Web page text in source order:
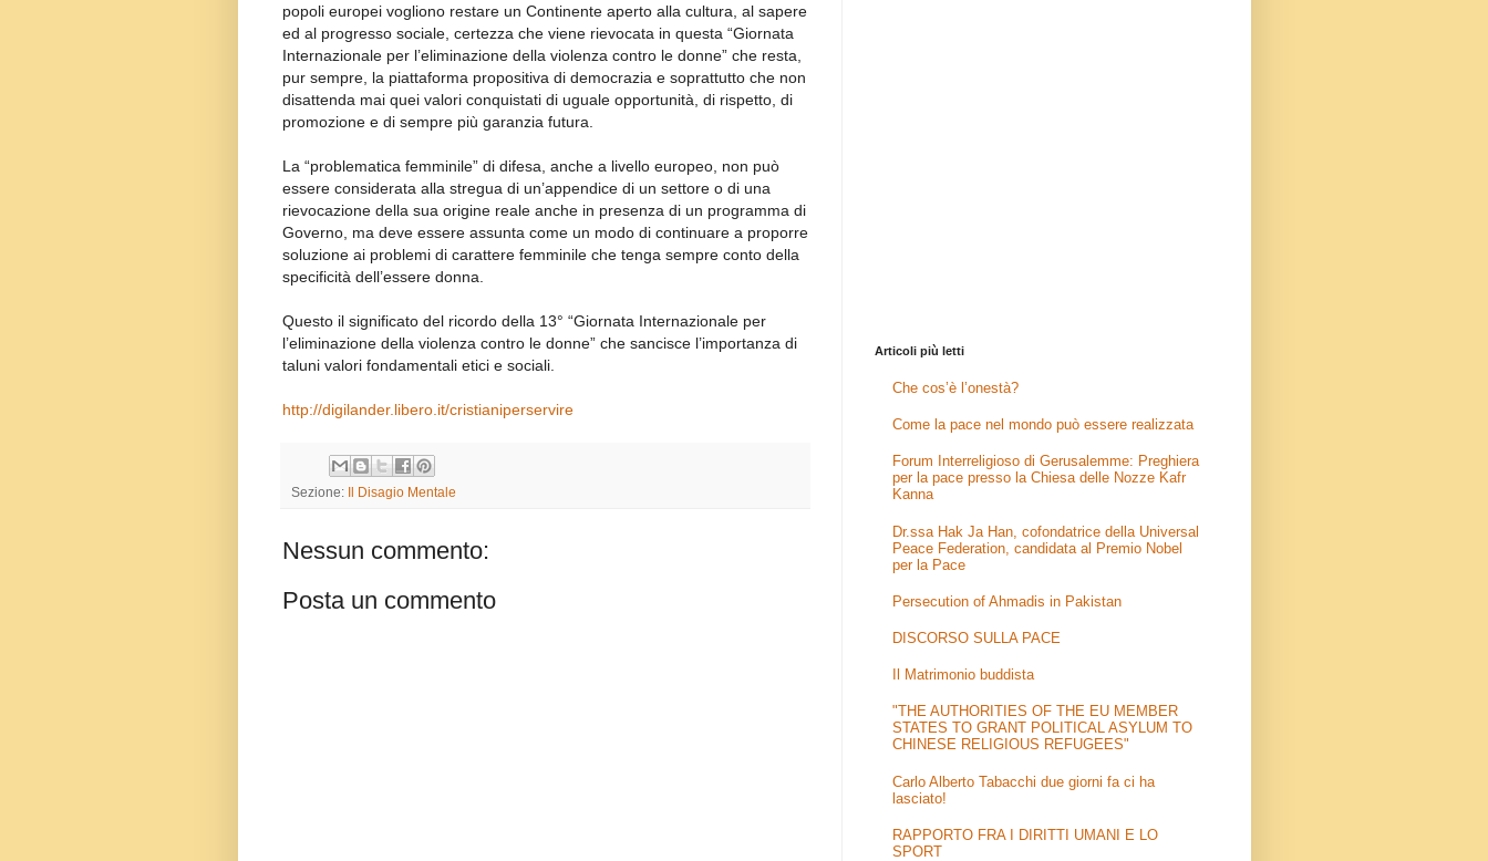
popoli europei vogliono restare un Continente aperto alla cultura, al sapere
ed al progresso sociale, certezza che viene rievocata in questa “Giornata
Internazionale per l’eliminazione della violenza contro le donne” che resta,
pur sempre, la piattaforma propositiva di democrazia e soprattutto che non
disattenda mai quei valori conquistati di uguale opportunità, di rispetto, di
promozione e di sempre più garanzia futura.
La “problematica femminile” di difesa, anche a livello europeo, non può
essere considerata alla stregua di un’appendice di un settore o di una
rievocazione della sua origine reale anche in presenza di un programma di
Governo, ma deve essere assunta come un modo di continuare a proporre
soluzione ai problemi di carattere femminile che tenga sempre conto della
specificità dell’essere donna.
Questo il significato del ricordo della 13° “Giornata Internazionale per
l’eliminazione della violenza contro le donne” che sancisce l’importanza di
taluni valori fondamentali etici e sociali.
http://digilander.libero.it/cristianiperservire
Sezione: Il Disagio Mentale
Nessun commento:
Posta un commento
Articoli più letti
Che cos’è l’onestà?
Come la pace nel mondo può essere realizzata
Forum Interreligioso di Gerusalemme: Preghiera
per la pace presso la Chiesa delle Nozze Kafr
Kanna
Dr.ssa Hak Ja Han, cofondatrice della Universal
Peace Federation, candidata al Premio Nobel
per la Pace
Persecution of Ahmadis in Pakistan
DISCORSO SULLA PACE
Il Matrimonio buddista
"THE AUTHORITIES OF THE EU MEMBER
STATES TO GRANT POLITICAL ASYLUM TO
CHINESE RELIGIOUS REFUGEES"
Carlo Alberto Tabacchi due giorni fa ci ha
lasciato!
RAPPORTO FRA I DIRITTI UMANI E LO
SPORT